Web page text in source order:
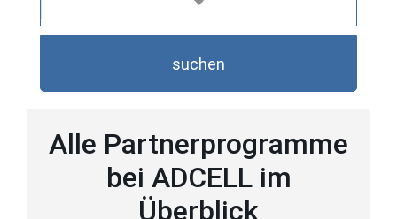
suchen
Alle Partnerprogramme
bei ADCELL im
Überblick